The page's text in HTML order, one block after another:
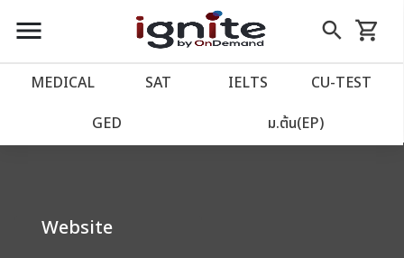
close
account_balance หน้าแรก
เว็บไซต์อิกไนท์
import_contacts วางแผนการเรียน
menu search
Skip
to
shopping_cart
รถเข็น
MEDICAL SAT IELTS CU‑TEST
GED ม.ต้น(EP)
We could not find anything for 80001863
Website